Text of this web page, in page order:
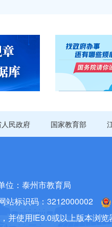
民政府 国家教育部
位：泰州市教育局
站标识码：3212000002
并使用IE9.0或以上版本浏览